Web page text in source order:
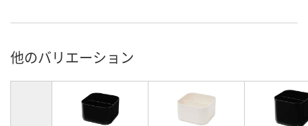
他のバリエーション